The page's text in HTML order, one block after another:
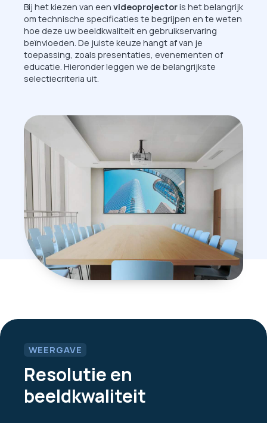
Bij het kiezen van een videoprojectoris het belangrijk
om technische specificaties te begrijpen en te weten
hoe deze uw beeldkwaliteit en gebruikservaring
beïnvloeden. De juiste keuze hangt af van je
toepassing, zoals presentaties, evenementen of
educatie. Hieronder leggen we de belangrijkste
selectiecriteria uit.
WEERGAVE
Resolutie en
beeldkwaliteit